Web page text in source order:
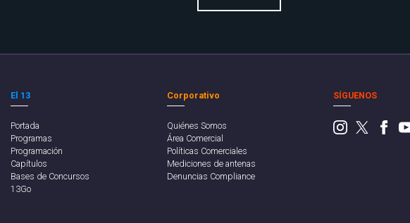
El 13
Portada
Programas
Programación
Capítulos
Bases de Concursos
13Go
Corporativo
Quiénes Somos
Área Comercial
Políticas Comerciales
Mediciones de antenas
Denuncias Compliance
SÍGUENOS